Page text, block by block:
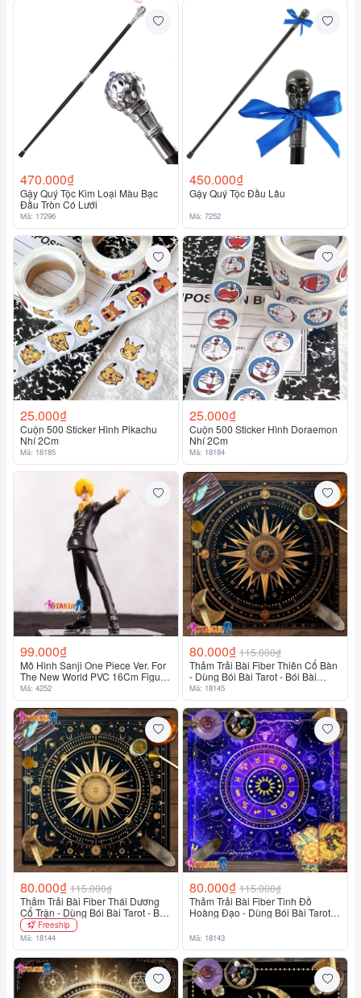
470.000₫
Gậy Quý Tộc Kim Loại Màu Bạc
Đầu Tròn Có Lưới
Mã: 17296
450.000₫
Gậy Quý Tộc Đầu Lâu
Mã: 7252
25.000₫
Cuộn 500 Sticker Hình Pikachu
Nhí 2Cm
Mã: 18185
25.000₫
Cuộn 500 Sticker Hình Doraemon
Nhí 2Cm
Mã: 18184
99.000₫
Mô Hình Sanji One Piece Ver. For
The New World PVC 16Cm Figure
Sanji Anime Vua Hải Tặc
Mã: 4252
80.000₫ 115.000₫
Thảm Trải Bài Fiber Thiên Cổ Bàn
- Dùng Bói Bài Tarot - Bói Bài
Sakura
Mã: 18145
80.000₫ 115.000₫
Thảm Trải Bài Fiber Thái Dương
Cổ Trận - Dùng Bói Bài Tarot - Bói
Bài Sakura
Freeship
Mã: 18144
80.000₫ 115.000₫
Thảm Trải Bài Fiber Tinh Đồ
Hoàng Đạo - Dùng Bói Bài Tarot -
Mã: 18143